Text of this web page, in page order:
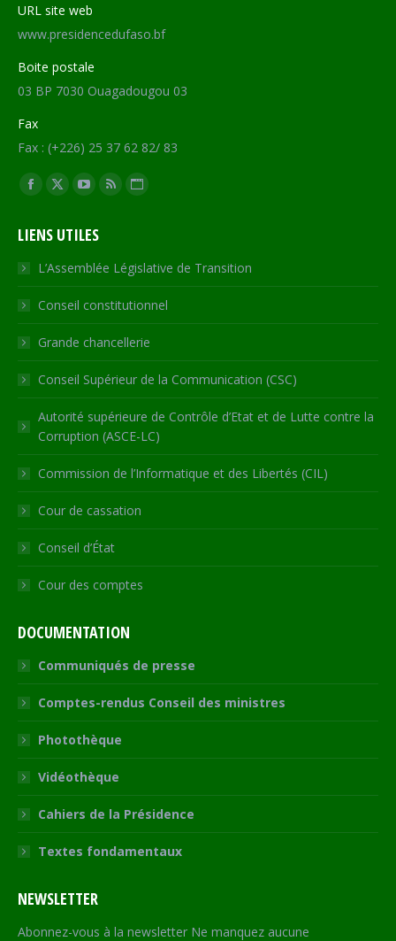
URL site web
www.presidencedufaso.bf
Boite postale
03 BP 7030 Ouagadougou 03
Fax
Fax : (+226) 25 37 62 82/ 83
Trouvez nous sur :
Facebook
opens
in
new
window
X
opens
in
new
window
YouTube
opens
in
new
window
RSS
in
new
window
Site
opens
in
new
LIENS UTILES
L’Assemblée Législative de Transition
Conseil constitutionnel
Grande chancellerie
Conseil Supérieur de la Communication (CSC)
Autorité supérieure de Contrôle d’Etat et de Lutte contre la
Corruption (ASCE-LC)
Commission de l’Informatique et des Libertés (CIL)
Cour de cassation
Conseil d’État
Cour des comptes
DOCUMENTATION
Communiqués de presse
Comptes-rendus Conseil des ministres
Photothèque
Vidéothèque
Cahiers de la Présidence
Textes fondamentaux
NEWSLETTER
Abonnez-vous à la newsletter Ne manquez aucune